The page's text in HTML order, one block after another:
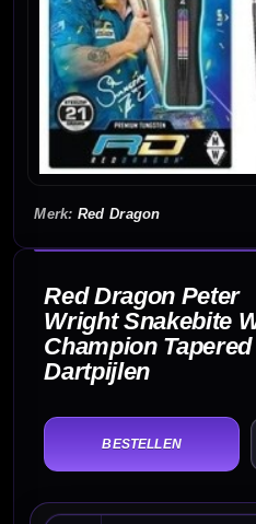
Red Dragon
Red Dragon Peter
Wright Snakebite
Champion
Dartpijlen